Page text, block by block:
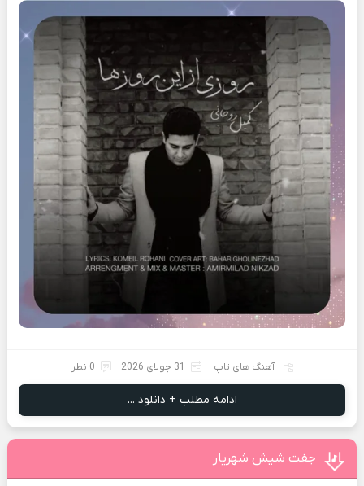
آهنگ های تاپ 31 جولای 2026 0 نظر
ادامه مطلب + دانلود ...
جفت شیش شهریار